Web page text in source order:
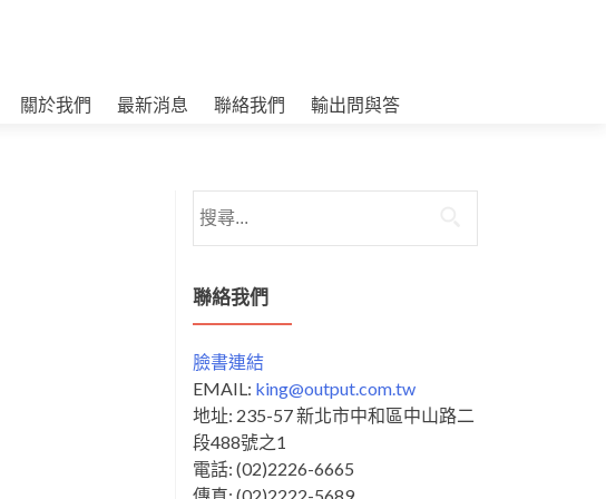
關於我們 最新消息 聯絡我們 輸出問與答
尋
鍵
字:
聯絡我們
臉書連結
EMAIL: king@output.com.tw
地址: 235-57 新北市中和區中山路二
段488號之1
電話: (02)2226-6665